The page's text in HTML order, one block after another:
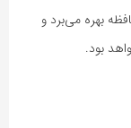
192 گیگابایت حافظه بهره می‌برد و
بود.